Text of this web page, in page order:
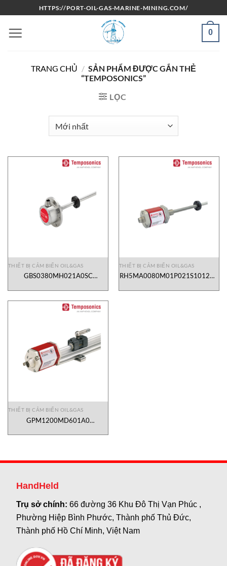
qua
nội
HTTPS://PORT-OIL-GAS-MARINE-MINING.COM/
0
TRANG CHỦ / SẢN PHẨM ĐƯỢC GẮN THẺ
“TEMPOSONICS”
LỌC
THIẾT BỊ CẢM BIẾN OIL&GAS
GBS0380MH021A0SC
THIẾT BỊ CẢM BIẾN OIL&GAS
RH5MA0080M01P021S1012G1
THIẾT BỊ CẢM BIẾN OIL&GAS
GPM1200MD601A0
HandHeld
Trụ sở chính:66 đường 36 Khu Đô Thị Vạn Phúc ,
Phường Hiệp Bình Phước, Thành phố Thủ Đức,
Thành phố Hồ Chí Minh, Việt Nam